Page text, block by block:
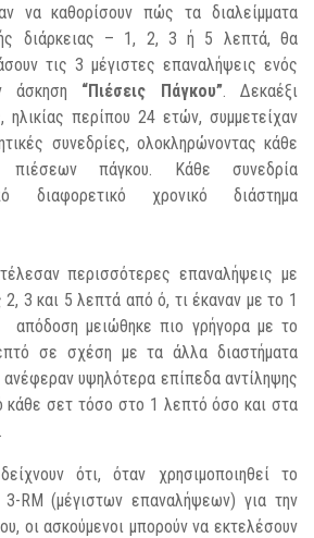
να καθορίσουν πώς τα διαλείμματα
διάρκειας – 1, 2, 3 ή 5 λεπτά, θα
τις 3 μέγιστες επαναλήψεις ενός
άσκηση “Πιέσεις Πάγκου”. Δεκαέξι
ηλικίας περίπου 24 ετών, συμμετείχαν
συνεδρίες, ολοκληρώνοντας κάθε
πάγκου. Κάθε συνεδρία
διαφορετικό χρονικό διάστημα
περισσότερες επαναλήψεις με
2, 3 και 5 λεπτά από ό, τι έκαναν με το 1
απόδοση μειώθηκε πιο γρήγορα με το
σε σχέση με τα άλλα διαστήματα
υψηλότερα επίπεδα αντίληψης
κάθε σετ τόσο στο 1 λεπτό όσο και στα
ότι, όταν χρησιμοποιηθεί το
RM (μέγιστων επαναλήψεων) για την
οι ασκούμενοι μπορούν να εκτελέσουν